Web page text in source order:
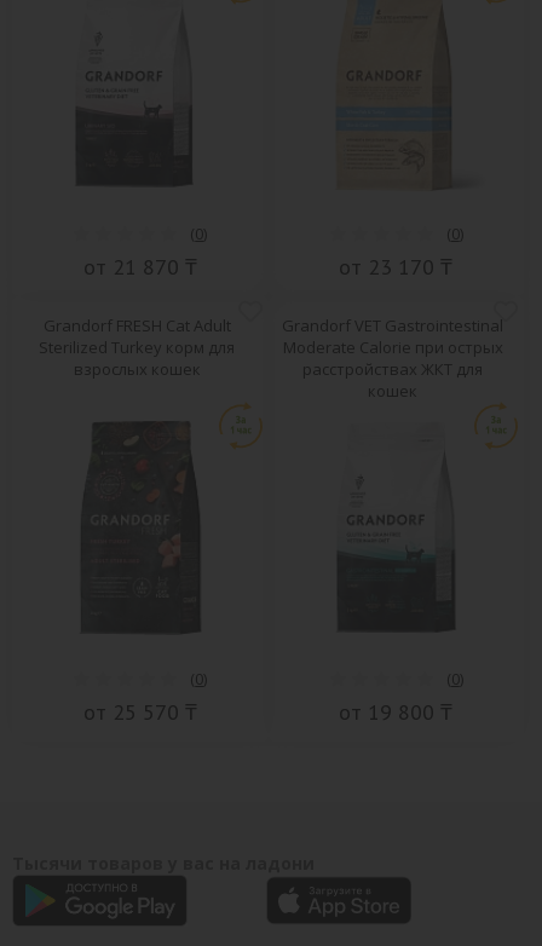
(0)
от 21 870 ₸
(0)
от 23 170 ₸
Grandorf FRESH Cat Adult
Sterilized Turkey корм для
взрослых кошек
(0)
от 25 570 ₸
Grandorf VET Gastrointestinal
Moderate Calorie при острых
расстройствах ЖКТ для
кошек
(0)
от 19 800 ₸